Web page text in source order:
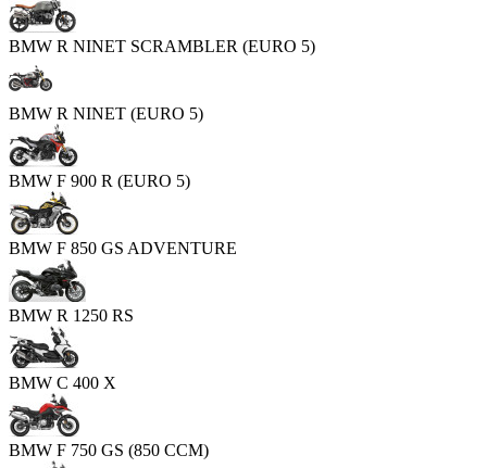
BMW R NINET SCRAMBLER (EURO 5)
BMW R NINET (EURO 5)
BMW F 900 R (EURO 5)
BMW F 850 GS ADVENTURE
BMW R 1250 RS
BMW C 400 X
BMW F 750 GS (850 CCM)